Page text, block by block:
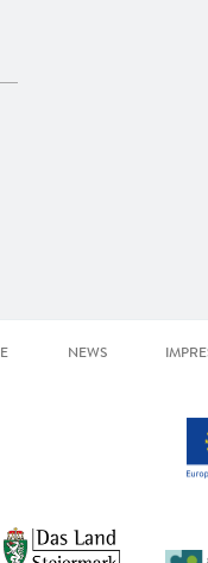
NEWS